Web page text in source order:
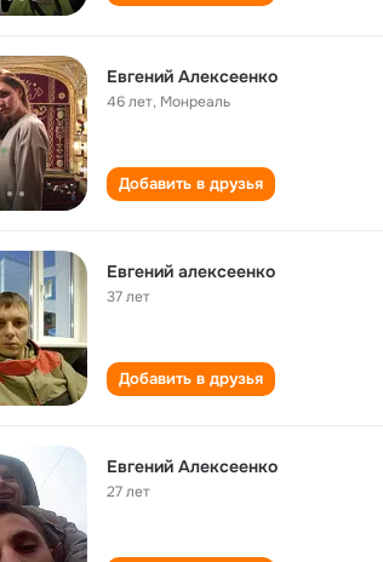
Eвгeний Aлeкceeнкo
46 лет, Монреаль
Добавить в друзья
Евгений алексеенко
37 лет
Добавить в друзья
Евгений Алексеенко
27 лет